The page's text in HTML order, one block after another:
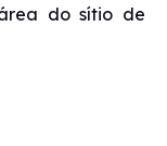
do sítio de